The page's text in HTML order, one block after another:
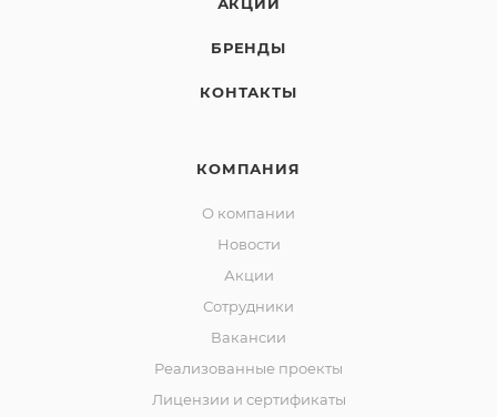
БРЕНДЫ
КОНТАКТЫ
КОМПАНИЯ
О компании
Новости
Акции
Сотрудники
Вакансии
Реализованные проекты
Лицензии и сертификаты